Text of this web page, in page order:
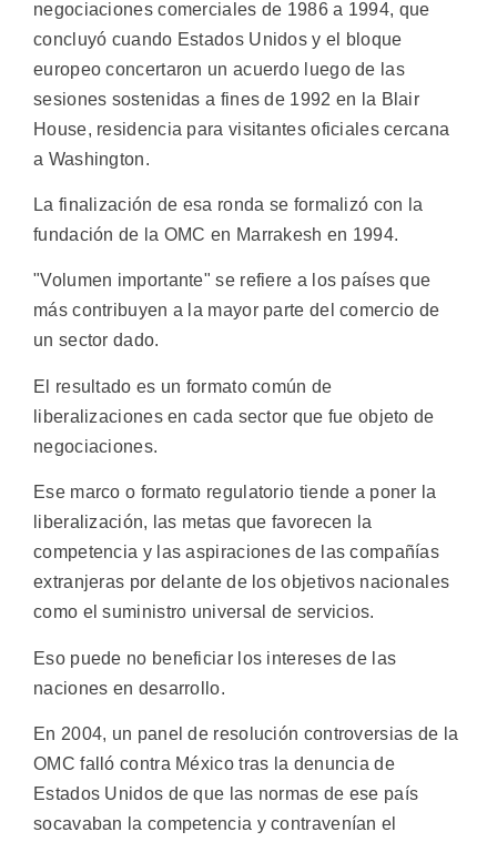
negociaciones comerciales de 1986 a 1994, que
concluyó cuando Estados Unidos y el bloque
europeo concertaron un acuerdo luego de las
sesiones sostenidas a fines de 1992 en la Blair
House, residencia para visitantes oficiales cercana
a Washington.
La finalización de esa ronda se formalizó con la
fundación de la OMC en Marrakesh en 1994.
"Volumen importante" se refiere a los países que
más contribuyen a la mayor parte del comercio de
un sector dado.
El resultado es un formato común de
liberalizaciones en cada sector que fue objeto de
negociaciones.
Ese marco o formato regulatorio tiende a poner la
liberalización, las metas que favorecen la
competencia y las aspiraciones de las compañías
extranjeras por delante de los objetivos nacionales
como el suministro universal de servicios.
Eso puede no beneficiar los intereses de las
naciones en desarrollo.
En 2004, un panel de resolución controversias de la
OMC falló contra México tras la denuncia de
Estados Unidos de que las normas de ese país
socavaban la competencia y contravenían el